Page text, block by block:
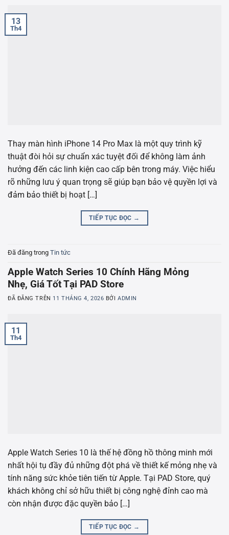
13
Th4
Thay màn hình iPhone 14 Pro Max là một quy trình kỹ
thuật đòi hỏi sự chuẩn xác tuyệt đối để không làm ảnh
hưởng đến các linh kiện cao cấp bên trong máy. Việc hiểu
rõ những lưu ý quan trọng sẽ giúp bạn bảo vệ quyền lợi và
đảm bảo thiết bị hoạt […]
TIẾP TỤC ĐỌC →
Đã đăng trong Tin tức
Apple Watch Series 10 Chính Hãng Mỏng
Nhẹ, Giá Tốt Tại PAD Store
ĐÃ ĐĂNG TRÊN 11 THÁNG 4, 2026 BỞIADMIN
11
Th4
Apple Watch Series 10 là thế hệ đồng hồ thông minh mới
nhất hội tụ đầy đủ những đột phá về thiết kế mỏng nhẹ và
tính năng sức khỏe tiên tiến từ Apple. Tại PAD Store, quý
khách không chỉ sở hữu thiết bị công nghệ đỉnh cao mà
còn nhận được đặc quyền bảo […]
TIẾP TỤC ĐỌC →